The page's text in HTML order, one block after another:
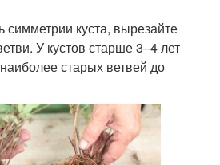
куста, вырезайте
У кустов старше 3–4 лет
старых ветвей до